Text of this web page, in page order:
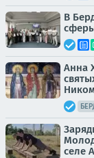
В
Анна
селе